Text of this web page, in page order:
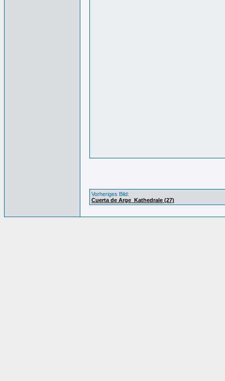
Vorheriges Bild:
Cuerta de Arge_Kathedrale (27)